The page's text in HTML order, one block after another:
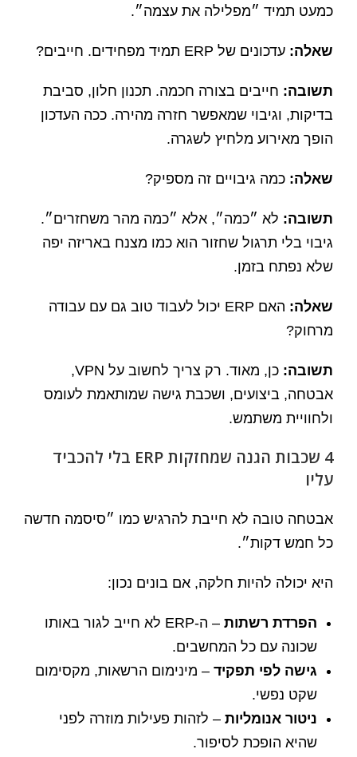
כמעט תמיד ״מפלילה את עצמה״.
שאלה: עדכונים של ERP תמיד מפחידים. חייבים?
תשובה: חייבים בצורה חכמה. תכנון חלון, סביבת
בדיקות, וגיבוי שמאפשר חזרה מהירה. ככה העדכון
הופך מאירוע מלחיץ לשגרה.
שאלה: כמה גיבויים זה מספיק?
תשובה: לא ״כמה״, אלא ״כמה מהר משחזרים״.
גיבוי בלי תרגול שחזור הוא כמו מצנח באריזה יפה
שלא נפתח בזמן.
שאלה:
האם ERP יכול לעבוד טוב גם עם עבודה
מרחוק?
תשובה:
כן, מאוד. רק צריך לחשוב על VPN,
אבטחה, ביצועים, ושכבת גישה שמותאמת לעומס
ולחוויית משתמש.
4 שכבות הגנה שמחזקות ERP בלי להכביד
עליו
אבטחה טובה לא חייבת להרגיש כמו ״סיסמה חדשה
כל חמש דקות״.
היא יכולה להיות חלקה, אם בונים נכון:
הפרדת רשתות
– ה-ERP לא חייב לגור באותו
שכונה עם כל המחשבים.
גישה לפי תפקיד – מינימום הרשאות, מקסימום
שקט נפשי.
ניטור אנומליות – לזהות פעילות מוזרה לפני
שהיא הופכת לסיפור.